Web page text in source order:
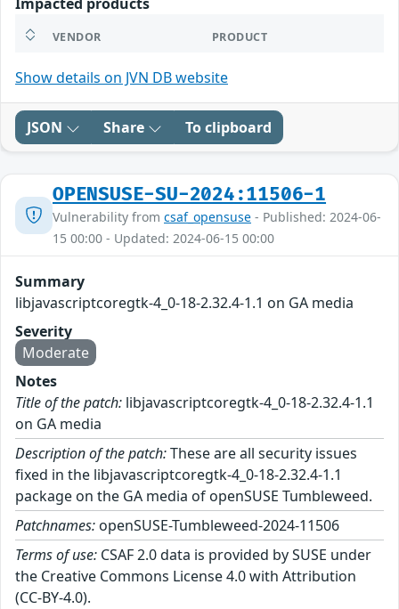
VENDOR PRODUCT
Show details on JVN DB website
JSON Share To clipboard
OPENSUSE-SU-2024:11506-1
Vulnerability from csaf_opensuse - Published: 2024-06-
15 00:00 - Updated: 2024-06-15 00:00
Summary
libjavascriptcoregtk-4_0-18-2.32.4-1.1 on GA media
Severity
Moderate
Notes
Title of the patch: libjavascriptcoregtk-4_0-18-2.32.4-1.1
on GA media
Description of the patch:These are all security issues
fixed in the libjavascriptcoregtk-4_0-18-2.32.4-1.1
package on the GA media of openSUSE Tumbleweed.
Patchnames: openSUSE-Tumbleweed-2024-11506
Terms of use: CSAF 2.0 data is provided by SUSE under
the Creative Commons License 4.0 with Attribution
(CC-BY-4.0).